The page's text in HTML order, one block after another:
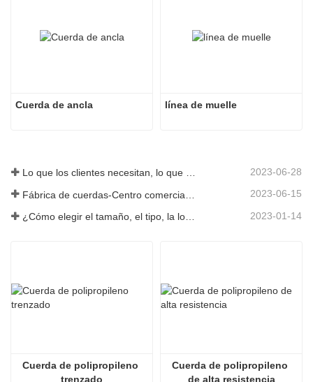
Cuerda de ancla línea de muelle
Lo que los clientes necesitan, lo que proporcionamos-Tai an Rope Ltd 2023-06-28
2023-06-15
2023-01-14
Cuerda de polipropileno
trenzado
Cuerda de polipropileno
de alta resistencia